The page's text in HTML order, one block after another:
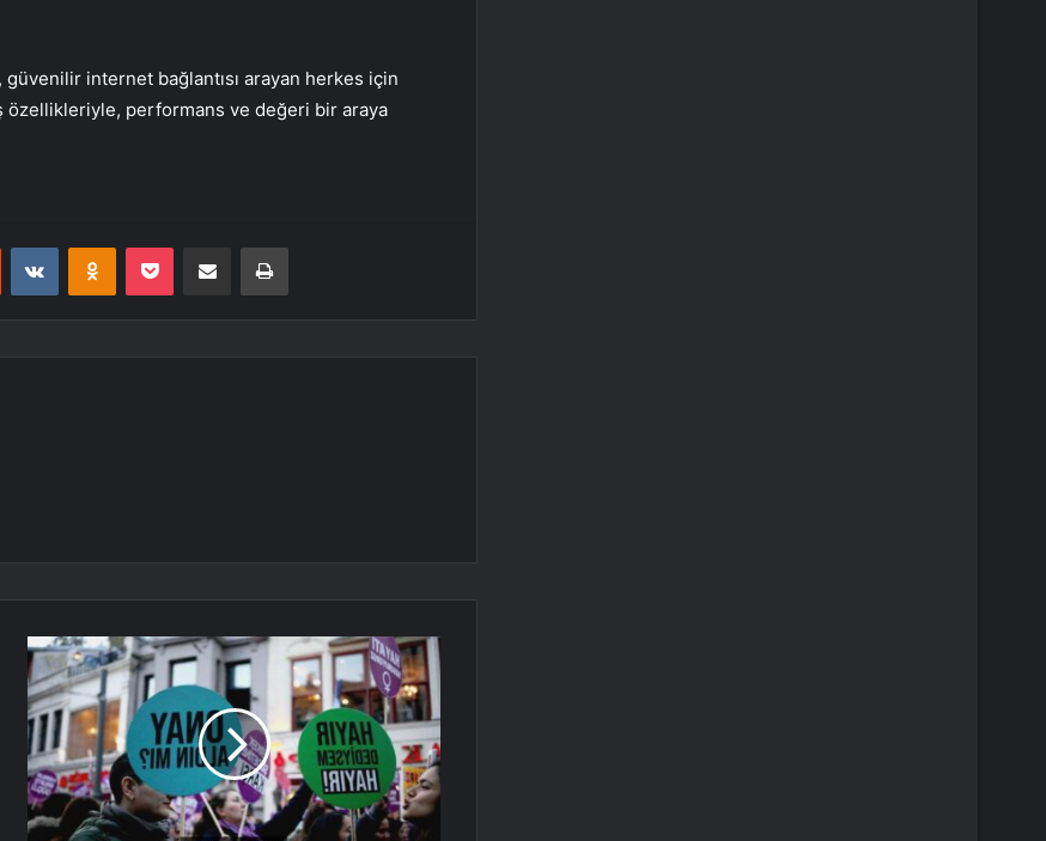
internet bağlantısı arayan herkes için
özellikleriyle, performans ve değeri bir araya
Reddit VKontakteOdnoklassniki
Pocket E-Posta ile paylaş Yazdır